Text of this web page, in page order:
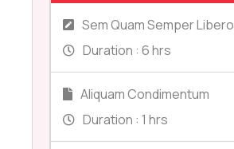
Sem Quam Semper Libero
Duration : 6 hrs
Aliquam Condimentum
Duration : 1 hrs